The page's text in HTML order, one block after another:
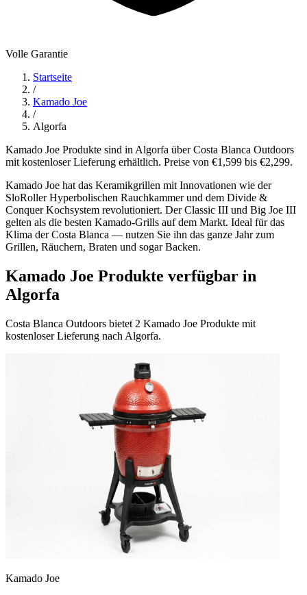
Volle Garantie
Startseite
/
Kamado Joe
/
Algorfa
Kamado Joe Produkte sind in Algorfa über Costa Blanca Outdoors
mit kostenloser Lieferung erhältlich. Preise von €1,599 bis €2,299.
Kamado Joe hat das Keramikgrillen mit Innovationen wie der
SloRoller Hyperbolischen Rauchkammer und dem Divide &
Conquer Kochsystem revolutioniert. Der Classic III und Big Joe III
gelten als die besten Kamado-Grills auf dem Markt. Ideal für das
Klima der Costa Blanca — nutzen Sie ihn das ganze Jahr zum
Grillen, Räuchern, Braten und sogar Backen.
Kamado Joe Produkte verfügbar in
Algorfa
Costa Blanca Outdoors bietet 2 Kamado Joe Produkte mit
kostenloser Lieferung nach Algorfa.
Kamado Joe